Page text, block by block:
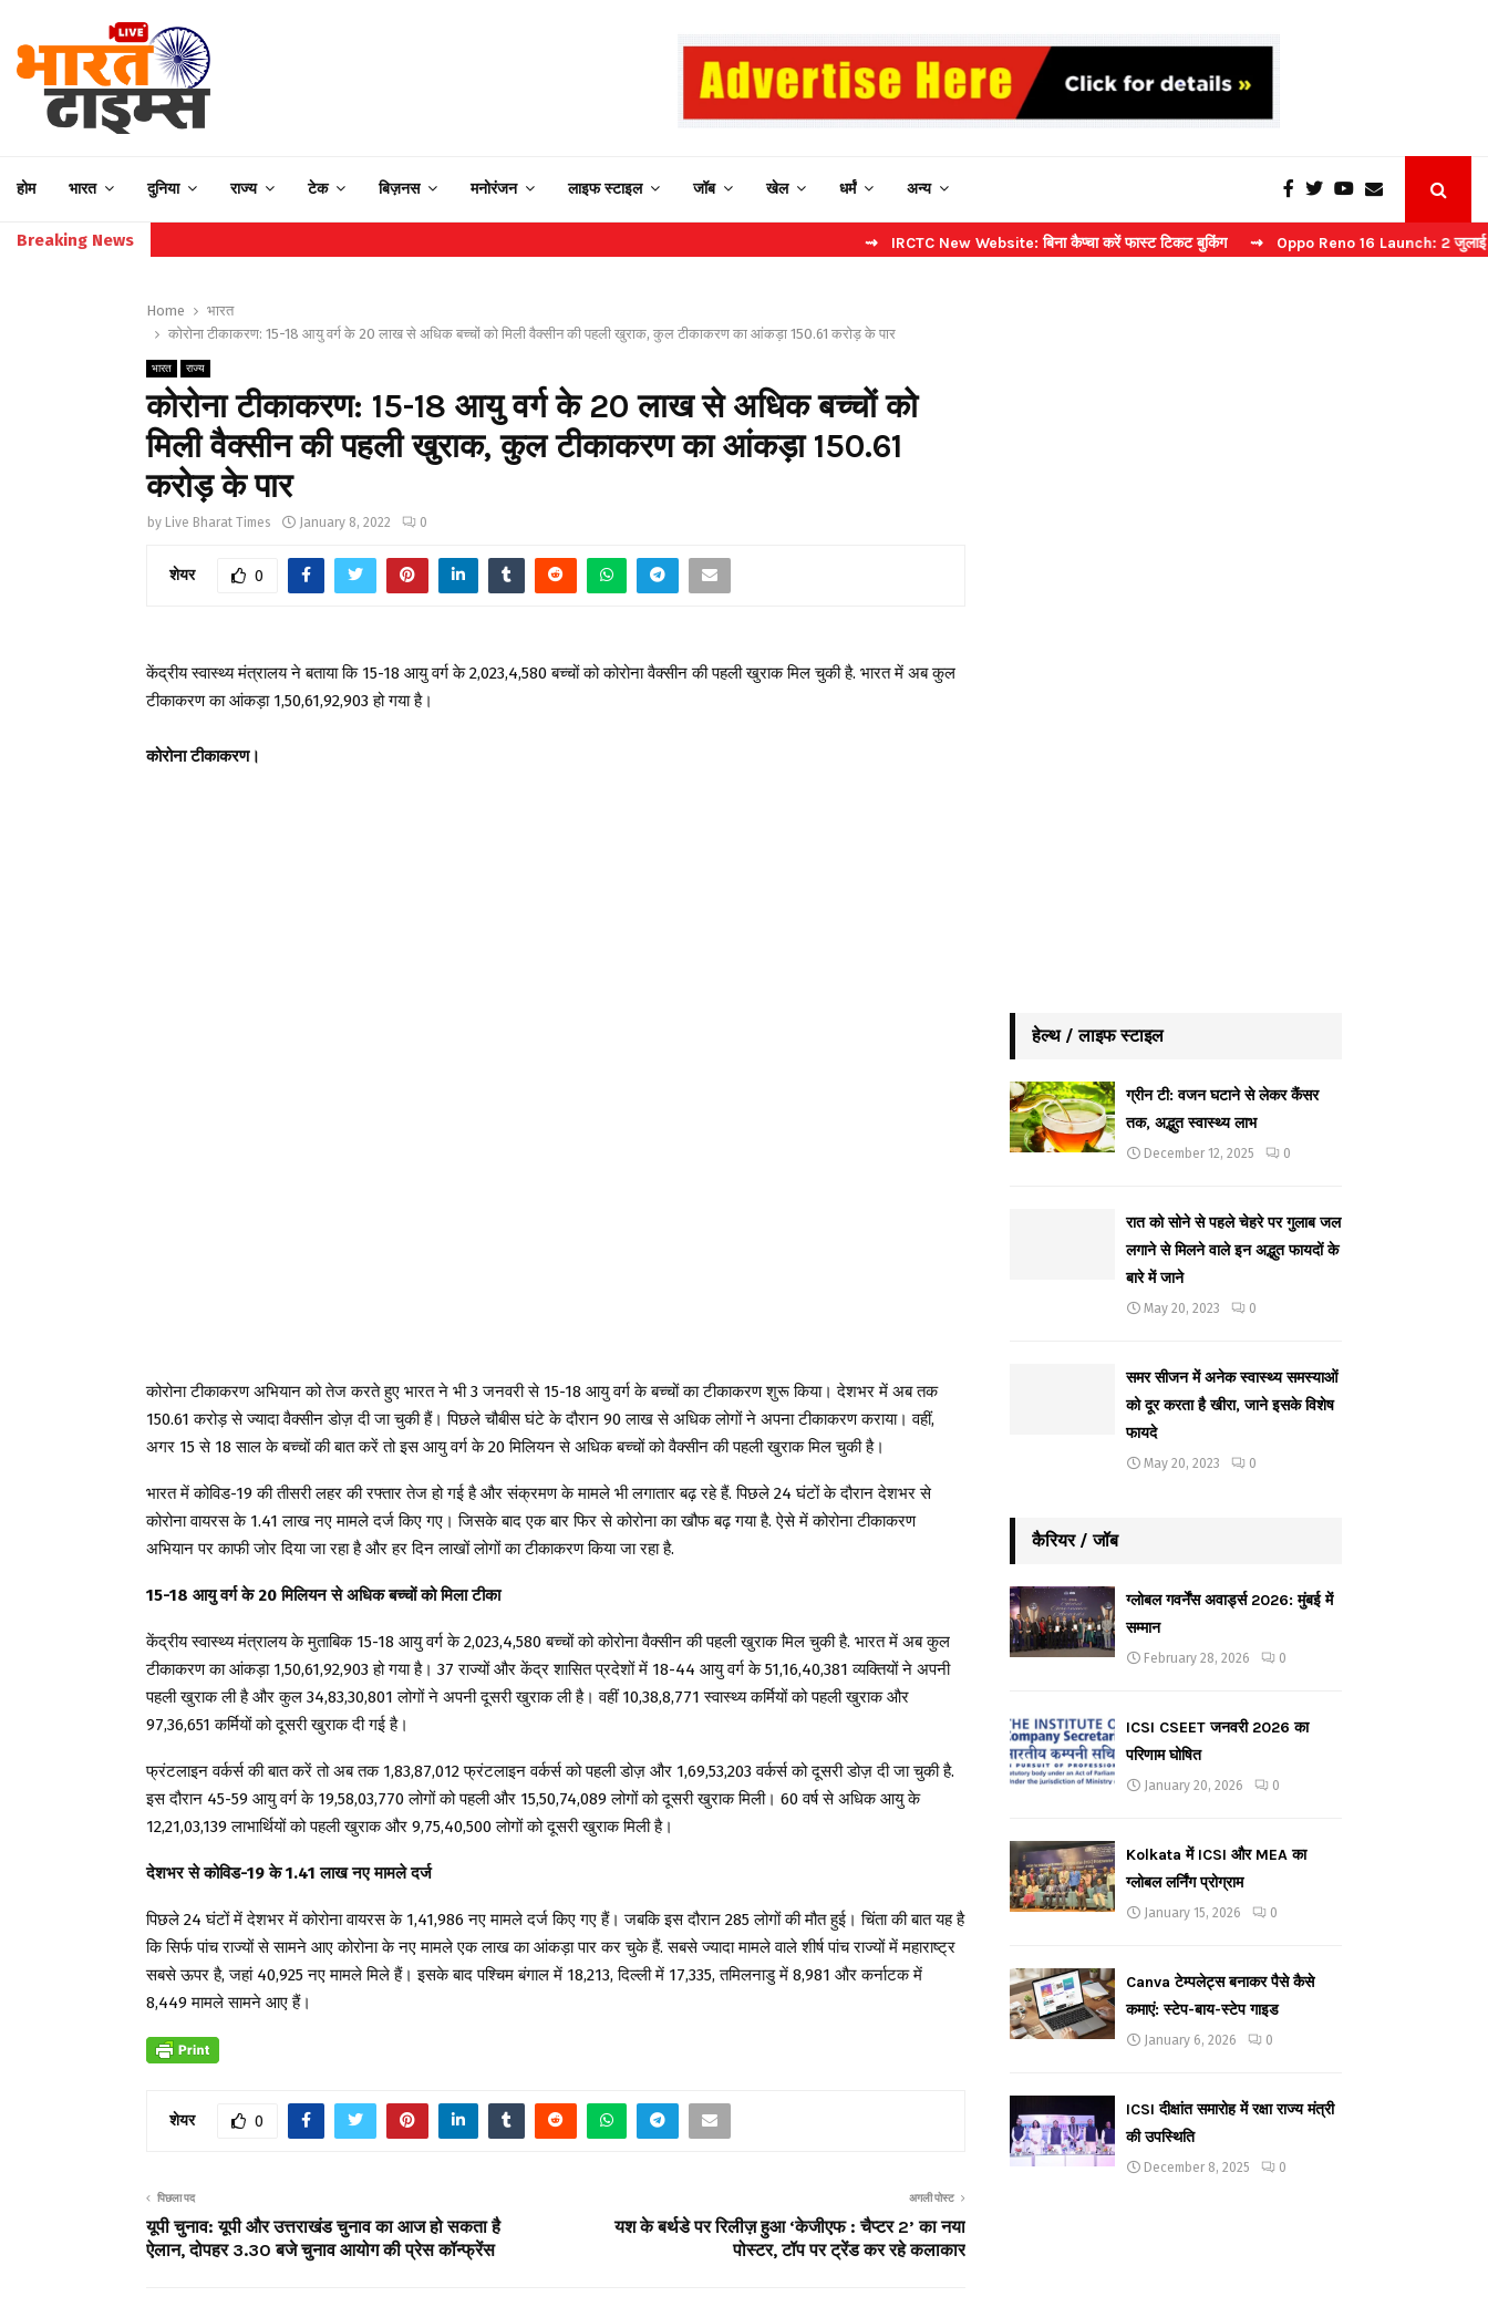
होम भारत दुनिया राज्य टेक बिज़नस मनोरंजन लाइफ स्टाइल जॉब खेल धर्मं अन्य
Breaking News ⇝ IRCTC New Website: बिना कैप्चा करें फास्ट टिकट बुकिंग ⇝ Oppo Reno 16 Launch: 2 जुलाई को भारत में
Home
भारत
कोरोना टीकाकरण: 15-18 आयु वर्ग के 20 लाख से अधिक बच्चों को मिली वैक्सीन की पहली खुराक, कुल टीकाकरण का आंकड़ा 150.61 करोड़ के पार
भारत राज्य
कोरोना टीकाकरण: 15-18 आयु वर्ग के 20 लाख से अधिक बच्चों को
मिली वैक्सीन की पहली खुराक, कुल टीकाकरण का आंकड़ा 150.61
करोड़ के पार
by Live Bharat Times January 8, 2022 0
शेयर 0
केंद्रीय स्वास्थ्य मंत्रालय ने बताया कि 15-18 आयु वर्ग के 2,023,4,580 बच्चों को कोरोना वैक्सीन की पहली खुराक मिल चुकी है. भारत में अब कुल
टीकाकरण का आंकड़ा 1,50,61,92,903 हो गया है।
कोरोना टीकाकरण।
कोरोना टीकाकरण अभियान को तेज करते हुए भारत ने भी 3 जनवरी से 15-18 आयु वर्ग के बच्चों का टीकाकरण शुरू किया। देशभर में अब तक
150.61 करोड़ से ज्यादा वैक्सीन डोज़ दी जा चुकी हैं। पिछले चौबीस घंटे के दौरान 90 लाख से अधिक लोगों ने अपना टीकाकरण कराया। वहीं,
अगर 15 से 18 साल के बच्चों की बात करें तो इस आयु वर्ग के 20 मिलियन से अधिक बच्चों को वैक्सीन की पहली खुराक मिल चुकी है।
भारत में कोविड-19 की तीसरी लहर की रफ्तार तेज हो गई है और संक्रमण के मामले भी लगातार बढ़ रहे हैं. पिछले 24 घंटों के दौरान देशभर से
कोरोना वायरस के 1.41 लाख नए मामले दर्ज किए गए। जिसके बाद एक बार फिर से कोरोना का खौफ बढ़ गया है. ऐसे में कोरोना टीकाकरण
अभियान पर काफी जोर दिया जा रहा है और हर दिन लाखों लोगों का टीकाकरण किया जा रहा है.
15-18 आयु वर्ग के 20 मिलियन से अधिक बच्चों को मिला टीका
केंद्रीय स्वास्थ्य मंत्रालय के मुताबिक 15-18 आयु वर्ग के 2,023,4,580 बच्चों को कोरोना वैक्सीन की पहली खुराक मिल चुकी है. भारत में अब कुल
टीकाकरण का आंकड़ा 1,50,61,92,903 हो गया है। 37 राज्यों और केंद्र शासित प्रदेशों में 18-44 आयु वर्ग के 51,16,40,381 व्यक्तियों ने अपनी
पहली खुराक ली है और कुल 34,83,30,801 लोगों ने अपनी दूसरी खुराक ली है। वहीं 10,38,8,771 स्वास्थ्य कर्मियों को पहली खुराक और
97,36,651 कर्मियों को दूसरी खुराक दी गई है।
फ्रंटलाइन वर्कर्स की बात करें तो अब तक 1,83,87,012 फ्रंटलाइन वर्कर्स को पहली डोज़ और 1,69,53,203 वर्कर्स को दूसरी डोज़ दी जा चुकी है.
इस दौरान 45-59 आयु वर्ग के 19,58,03,770 लोगों को पहली और 15,50,74,089 लोगों को दूसरी खुराक मिली। 60 वर्ष से अधिक आयु के
12,21,03,139 लाभार्थियों को पहली खुराक और 9,75,40,500 लोगों को दूसरी खुराक मिली है।
देशभर से कोविड-19 के 1.41 लाख नए मामले दर्ज
पिछले 24 घंटों में देशभर में कोरोना वायरस के 1,41,986 नए मामले दर्ज किए गए हैं। जबकि इस दौरान 285 लोगों की मौत हुई। चिंता की बात यह है
कि सिर्फ पांच राज्यों से सामने आए कोरोना के नए मामले एक लाख का आंकड़ा पार कर चुके हैं. सबसे ज्यादा मामले वाले शीर्ष पांच राज्यों में महाराष्ट्र
सबसे ऊपर है, जहां 40,925 नए मामले मिले हैं। इसके बाद पश्चिम बंगाल में 18,213, दिल्ली में 17,335, तमिलनाडु में 8,981 और कर्नाटक में
8,449 मामले सामने आए हैं।
शेयर 0
पिछला पद
यूपी चुनाव: यूपी और उत्तराखंड चुनाव का आज हो सकता है
ऐलान, दोपहर 3.30 बजे चुनाव आयोग की प्रेस कॉन्फ्रेंस
अगली पोस्ट
यश के बर्थडे पर रिलीज़ हुआ ‘केजीएफ : चैप्टर 2’ का नया
पोस्टर, टॉप पर ट्रेंड कर रहे कलाकार
हेल्थ / लाइफ स्टाइल
ग्रीन टी: वजन घटाने से लेकर कैंसर
तक, अद्भुत स्वास्थ्य लाभ
December 12, 2025 0
रात को सोने से पहले चेहरे पर गुलाब जल
लगाने से मिलने वाले इन अद्भुत फायदों के
बारे में जाने
May 20, 2023 0
समर सीजन में अनेक स्वास्थ्य समस्याओं
को दूर करता है खीरा, जाने इसके विशेष
फायदे
May 20, 2023 0
कैरियर / जॉब
ग्लोबल गवर्नेंस अवार्ड्स 2026: मुंबई में
सम्मान
February 28, 2026 0
ICSI CSEET जनवरी 2026 का
परिणाम घोषित
January 20, 2026 0
Kolkata में ICSI और MEA का
ग्लोबल लर्निंग प्रोग्राम
January 15, 2026 0
Canva टेम्पलेट्स बनाकर पैसे कैसे
कमाएं: स्टेप-बाय-स्टेप गाइड
January 6, 2026 0
ICSI दीक्षांत समारोह में रक्षा राज्य मंत्री
की उपस्थिति
December 8, 2025 0